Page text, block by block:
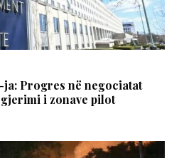
ja: Progres në negociatat
i zonave pilot